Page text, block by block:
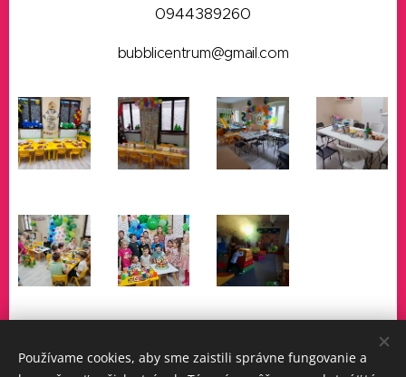
0944389260
bubblicentrum@gmail.com
Používame cookies, aby sme zaistili správne fungovanie a